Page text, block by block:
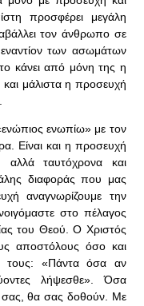
προσφέρει μεγάλη
τον άνθρωπο σε
εναντίον των ασωμάτων
κάνει από μόνη της η
και μάλιστα η προσευχή
ενωπίω» με τον
Είναι και η προσευχή
ταυτόχρονα και
διαφοράς που μας
αναγνωρίζουμε την
στο πέλαγος
του Θεού. Ο Χριστός
αποστόλους όσο και
τους: «Πάντα όσα αν
λήψεσθε». Όσα
σας, θα σας δοθούν. Με